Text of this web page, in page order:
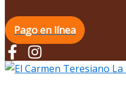
Pago en línea